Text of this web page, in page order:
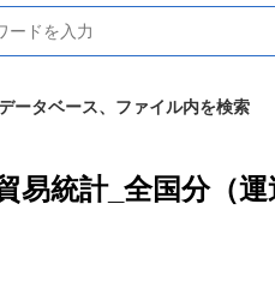
データベース、ファイル内を検索
易統計_全国分（